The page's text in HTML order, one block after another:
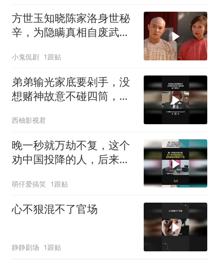
方世玉知晓陈家洛身世秘
辛，为隐瞒真相自废武
小鬼侃剧 1跟贴
弟弟输光家底要剁手，没
想赌神故意不碰四筒，老
西柚影视君
晚一秒就万劫不复，这个
劝中国投降的人，后来被
萌仔爱搞笑 1跟贴
心不狠混不了官场
静静剧场 1跟贴